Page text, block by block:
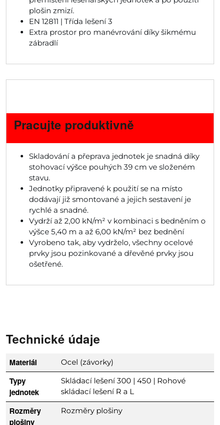
plošin zmizí.
EN 12811 | Třída lešení 3
Extra prostor pro manévrování díky šikmému
zábradlí
Pracujte produktivně
Skladování a přeprava jednotek je snadná díky
stohovací výšce pouhých 39 cm ve složeném
stavu.
Jednotky připravené k použití se na místo
dodávají již smontované a jejich sestavení je
rychlé a snadné.
Vydrží až 2,00 kN/m² v kombinaci s bedněním o
výšce 5,40 m a až 6,00 kN/m² bez bednění
Vyrobeno tak, aby vydrželo, všechny ocelové
prvky jsou pozinkované a dřevěné prvky jsou
ošetřené.
Technické údaje
Materiál Ocel (závorky)
Typy
jednotek
Skládací lešení 300 | 450 | Rohové
skládací lešení R a L
Rozměry
plošiny
Rozměry plošiny